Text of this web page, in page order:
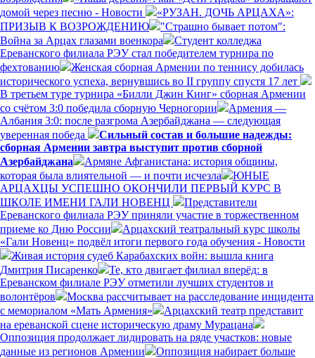
домой через песню - Новости
«РУЗАН. ДОЧЬ АРЦАХА»:
ПРИЗЫВ К ВОЗРОЖДЕНИЮ
"Страшно бывает потом":
Война за Арцах глазами военкора
Студент колледжа
Ереванского филиала РЭУ стал победителем турнира по
фехтованию
Женская сборная Армении по теннису добилась
исторического успеха, вернувшись во II группу спустя 17 лет
В третьем туре турнира «Билли Джин Кинг» сборная Армении
со счётом 3:0 победила сборную Черногории
Армения —
Албания 3:0: после разгрома Азербайджана — следующая
уверенная победа
Сильный состав и большие надежды:
сборная Армении завтра выступит против сборной
Азербайджана
Армяне Афганистана: история общины,
которая была влиятельной — и почти исчезла
ЮНЫЕ
АРЦАХЦЫ УСПЕШНО ОКОНЧИЛИ ПЕРВЫЙ КУРС В
ШКОЛЕ ИМЕНИ ГАЛИ НОВЕНЦ
Представители
Ереванского филиала РЭУ приняли участие в торжественном
приеме ко Дню России
Арцахский театральный курс школы
«Гали Новенц» подвёл итоги первого года обучения - Новости
Живая история судеб Карабахских войн: вышла книга
Дмитрия Писаренко
Те, кто двигает филиал вперёд: в
Ереванском филиале РЭУ отметили лучших студентов и
волонтёров
Москва рассчитывает на расследование инцидента
с мемориалом «Мать Армения»
Арцахский театр представит
на ереванской сцене историческую драму Мурацана
Оппозиция продолжает лидировать на ряде участков: новые
данные из регионов Армении
Оппозиция набирает больше